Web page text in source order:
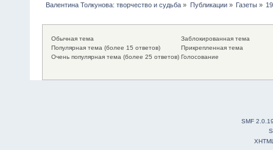
Валентина Толкунова: творчество и судьба » Публикации» Газеты»
Обычная тема
Популярная тема (более 15 ответов)
Очень популярная тема (более 25 ответов)
Заблокированная тема
Прикрепленная тема
Голосование
SMF